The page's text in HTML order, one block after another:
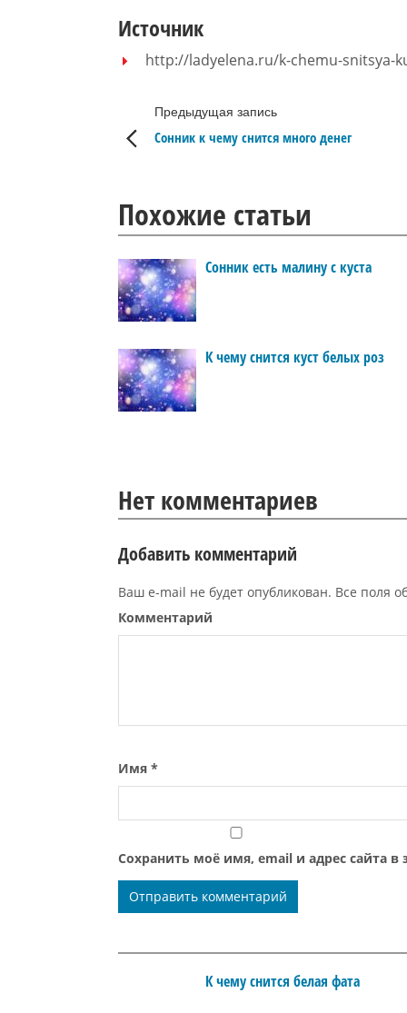
Источник
http://ladyelena.ru/k-chemu-snitsya-
Предыдущая запись
Сонник к чему снится много денег
Похожие статьи
Сонник есть малину с куста
К чему снится куст белых роз
Нет комментариев
Добавить комментарий
Ваш e-mail не будет опубликован. Все поля
Комментарий
Имя *
Сохранить моё имя, email и адрес сайта
К чему снится белая фата